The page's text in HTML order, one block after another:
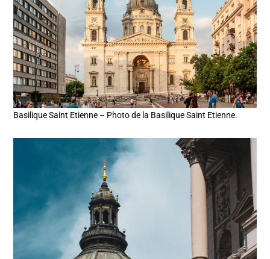
Basilique Saint Etienne – Photo de la Basilique Saint Etienne.